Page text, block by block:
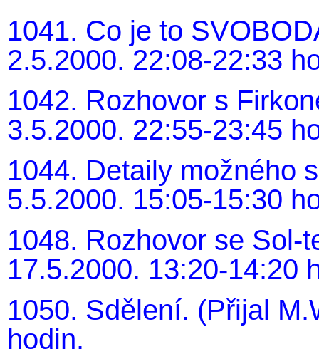
1041. Co je to
2.5.2000. 22:08-22:33
1042. Rozhovor s
3.5.2000. 22:55-23:45
1044. Detaily možného
5.5.2000. 15:05-15:30
1048. Rozhovor se Sol-
17.5.2000. 13:20-14:20
1050. Sdělení. (Přijal
hodin.